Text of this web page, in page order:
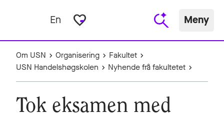
En favorite_border Meny
Om USN Organisering
Fakultet
USN Handelshøgskolen
Nyhende frå fakultetet
Tok eksamen med